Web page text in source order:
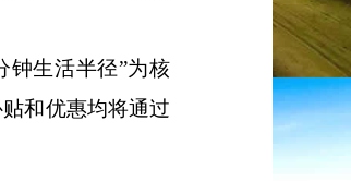
钟生活半径”为核
和优惠均将通过